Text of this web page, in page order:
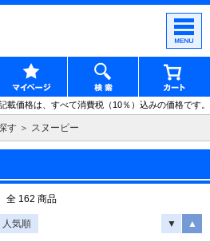
載価格は、すべて消費税（10％）込みの価格です。
す スヌーピー
全 162 商品
人気順 ▼ ▲